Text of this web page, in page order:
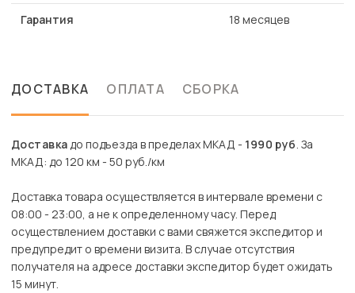
Гарантия 18 месяцев
ДОСТАВКА ОПЛАТА СБОРКА
Доставкадо подъезда в пределах МКАД - 1990 руб. За
МКАД: до 120 км - 50 руб./км
Доставка товара осуществляется в интервале времени с
08:00 - 23:00, а не к определенному часу. Перед
осуществлением доставки с вами свяжется экспедитор и
предупредит о времени визита. В случае отсутствия
получателя на адресе доставки экспедитор будет ожидать
15 минут.